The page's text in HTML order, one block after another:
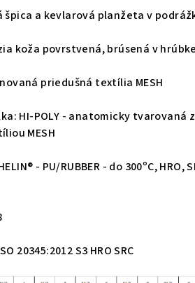
špica a kevlarová planžeta v
koža povrstvená, brúsená v
priedušná textília MESH
HI-POLY - anatomicky
MESH
- PU/RUBBER - do 300ºC,
20345:2012 S3 HRO SRC